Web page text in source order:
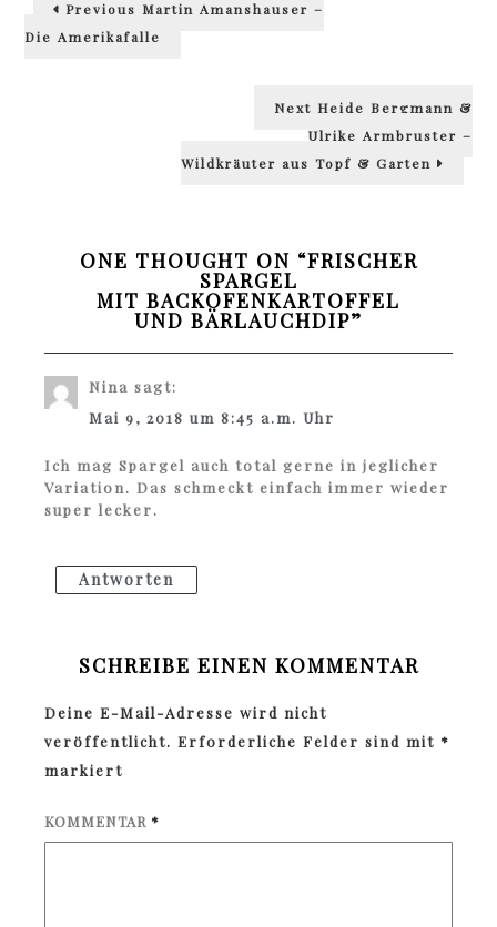
Previous Martin Amanshauser –
Die Amerikafalle
Next Next
Heide Bergmann &
Ulrike Armbruster –
Wildkräuter aus Topf & Garten
ONE THOUGHT ON “FRISCHER
SPARGEL
MIT BACKOFENKARTOFFEL
UND BÄRLAUCHDIP”
Nina sagt:
Mai 9, 2018 um 8:45 a.m. Uhr
Ich mag Spargel auch total gerne in jeglicher
Variation. Das schmeckt einfach immer wieder
super lecker.
Antworten
SCHREIBE EINEN KOMMENTAR
Deine E-Mail-Adresse wird nicht
veröffentlicht. Erforderliche Felder sind mit *
markiert
KOMMENTAR *